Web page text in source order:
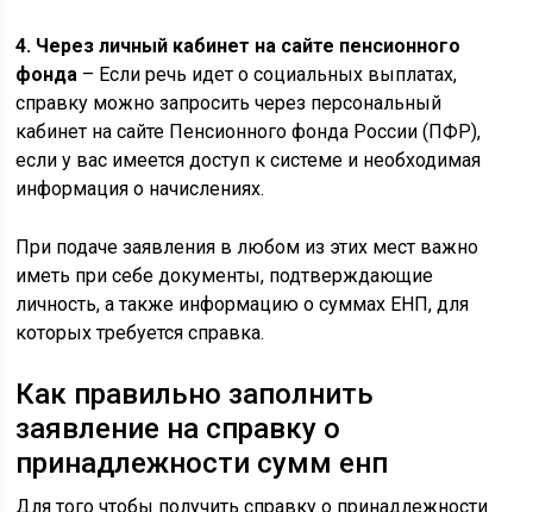
4. Через личный кабинет на сайте пенсионного
фонда – Если речь идет о социальных выплатах,
справку можно запросить через персональный
кабинет на сайте Пенсионного фонда России (ПФР),
если у вас имеется доступ к системе и необходимая
информация о начислениях.
При подаче заявления в любом из этих мест важно
иметь при себе документы, подтверждающие
личность, а также информацию о суммах ЕНП, для
которых требуется справка.
Как правильно заполнить
заявление на справку о
принадлежности сумм енп
Для того чтобы получить справку о принадлежности